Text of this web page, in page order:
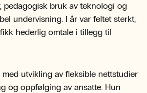
pedagogisk bruk av teknologi og
undervisning. I år var feltet sterkt,
hederlig omtale i tillegg til
utvikling av fleksible nettstudier
og oppfølging av ansatte. Hun